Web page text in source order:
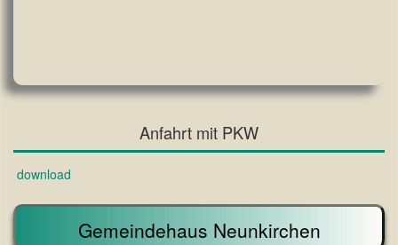
Anfahrt mit PKW
download
Gemeindehaus Neunkirchen